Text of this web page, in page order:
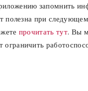
запомнить
полезна при
прочитать тут. Вы